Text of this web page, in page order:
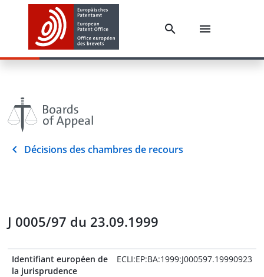
Décisions des chambres de recours
J 0005/97 du 23.09.1999
Identifiant européen de
la jurisprudence
ECLI:EP:BA:1999:J000597.19990923